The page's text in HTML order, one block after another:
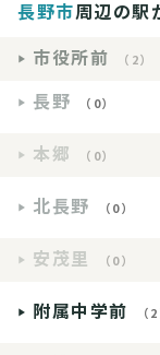
長野市周辺の駅
市役所前
（2）
長野 （0）
本郷 （0）
北長野 （0）
安茂里 （0）
附属中学前 （2